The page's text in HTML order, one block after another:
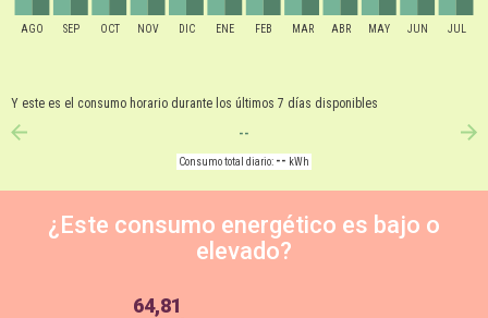
AGO SEP OCT NOV DIC ENE FEB MAR ABR MAY JUN JUL
Y este es el consumo horario durante los últimos 7 días disponibles
--
Consumo total diario: -- kWh
¿Este consumo energético es bajo o
elevado?
64,81